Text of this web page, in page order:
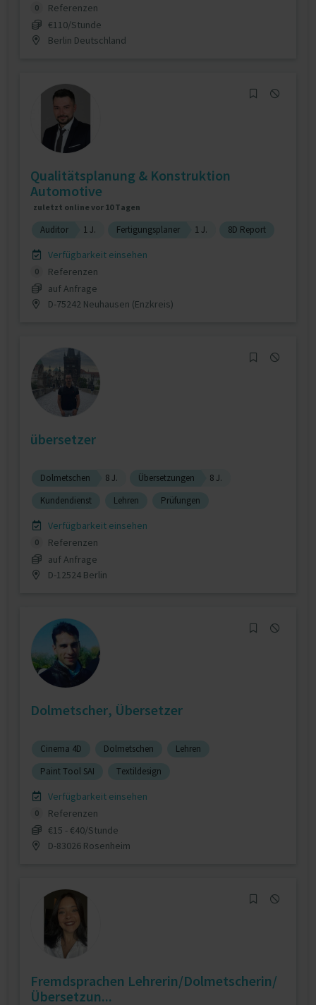
0
Referenzen
€110/Stunde
Berlin Deutschland
Qualitätsplanung & Konstruktion
Automotive
zuletzt online vor 10 Tagen
Auditor 1 J. Fertigungsplaner 1 J. 8D Report
Verfügbarkeit einsehen
0
Referenzen
auf Anfrage
D-75242 Neuhausen (Enzkreis)
übersetzer
Dolmetschen 8 J. Übersetzungen
8 J.
Kundendienst
Lehren Prüfungen
Verfügbarkeit einsehen
0
Referenzen
auf Anfrage
D-12524 Berlin
Dolmetscher, Übersetzer
Cinema 4D Dolmetschen
Lehren
Paint Tool SAI
Textildesign
Verfügbarkeit einsehen
0
Referenzen
€15 - €40/Stunde
D-83026 Rosenheim
Fremdsprachen Lehrerin/Dolmetscherin/
Übersetzun...